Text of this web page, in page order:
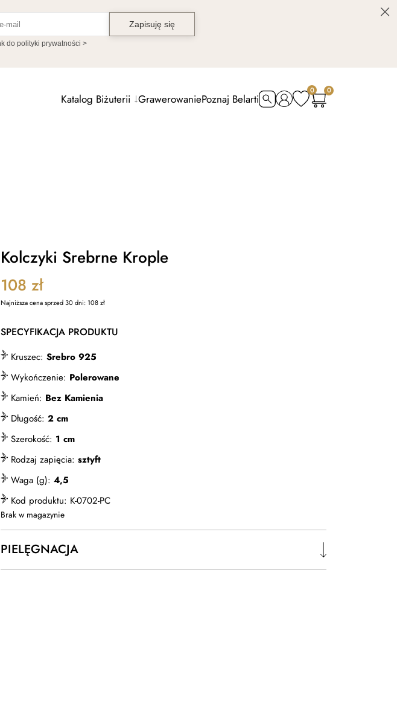
Katalog Biżuterii GrawerowaniePoznaj Belarti
0 0
Kolczyki Srebrne Krople
108 zł
Najniższa cena sprzed 30 dni:108zł
SPECYFIKACJA PRODUKTU
Kruszec: Srebro 925
Wykończenie: Polerowane
Kamień: Bez Kamienia
Długość: 2 cm
Szerokość: 1 cm
Rodzaj zapięcia: sztyft
Waga (g): 4,5
Kod produktu: K-0702-PC
Brak w magazynie
PIELĘGNACJA